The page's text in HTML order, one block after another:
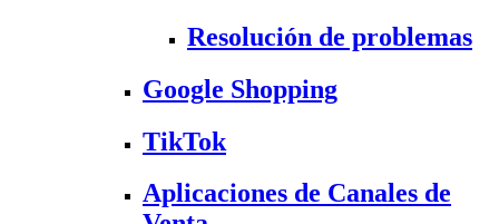
Resolución de problemas
Google Shopping
TikTok
Aplicaciones de Canales de